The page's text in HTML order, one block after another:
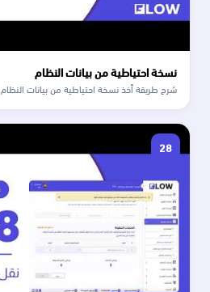
نسخة احتياطية من بيانات النظام
شرح طريقة أخذ نسخة احتياطية من بيانات النظام
28